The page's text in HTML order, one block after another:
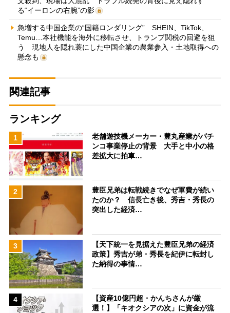
る“イーロンの右腕”の影
急増する中国企業の“国籍ロンダリング” SHEIN、TikTok、
Temu…本社機能を海外に移転させ、トランプ関税の回避を狙
う 現地人を隠れ蓑にした中国企業の農業参入・土地取得への
懸念も
関連記事
ランキング
1
老舗遊技機メーカー・豊丸産業がパチ
ンコ事業停止の背景 大手と中小の格
差拡大に拍車…
2
豊臣兄弟は転戦続きでなぜ軍費が続い
たのか？ 信長亡き後、秀吉・秀長の
突出した経済…
3
【天下統一を見据えた豊臣兄弟の経済
政策】秀吉が弟・秀長を紀伊に転封し
た納得の事情…
4
【資産10億円超・かんちさんが厳
選！】「キオクシアの次」に資金が流